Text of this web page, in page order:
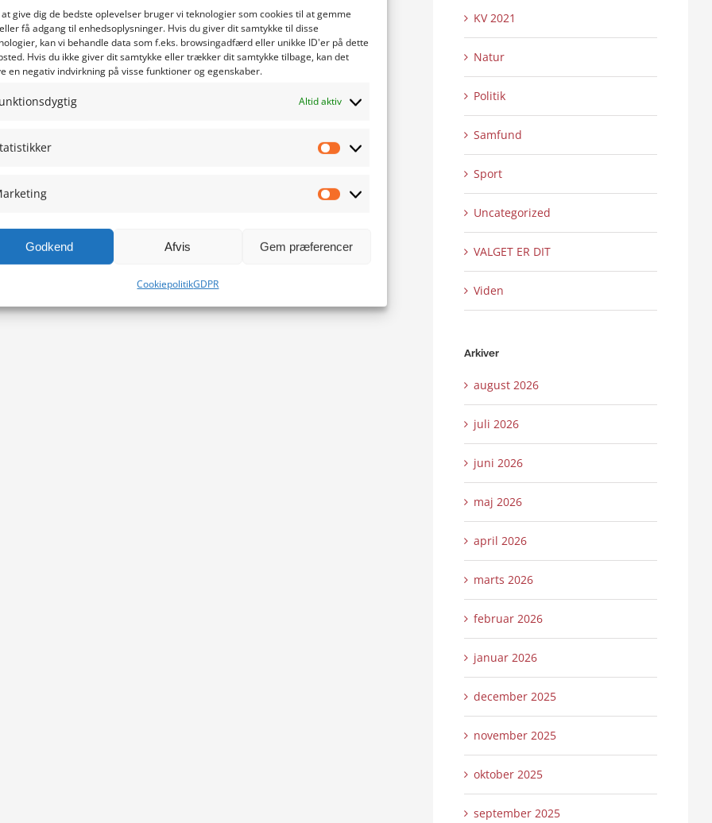
at give dig de bedste oplevelser bruger vi teknologier som cookies til at gemme
få adgang til enhedsoplysninger. Hvis du giver dit samtykke til disse
kan vi behandle data som f.eks. browsingadfærd eller unikke ID'er på dette
Hvis du ikke giver dit samtykke eller trækker dit samtykke tilbage, kan det
en negativ indvirkning på visse funktioner og egenskaber.
Altid aktiv
Godkend Afvis Gem præferencer
CookiepolitikGDPR
KV 2021
Natur
Politik
Samfund
Sport
Uncategorized
VALGET ER DIT
Viden
Arkiver
august 2026
juli 2026
juni 2026
maj 2026
april 2026
marts 2026
februar 2026
januar 2026
december 2025
november 2025
oktober 2025
september 2025